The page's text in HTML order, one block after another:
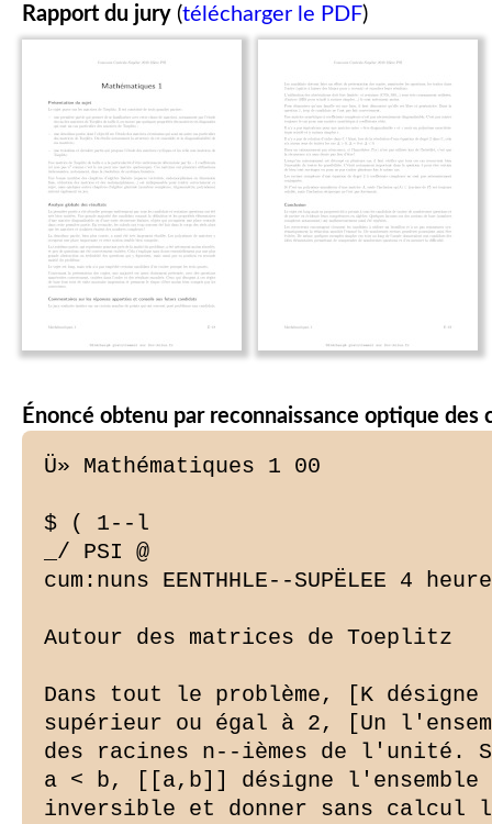
Rapport du jury (télécharger le PDF)
Énoncé obtenu par reconnaissance optique des
Ü» Mathématiques 1 00
$ ( 1--l
_/ PSI @
cum:nuns EENTHHLE--SUPËLEE 4
Autour des matrices de Toeplitz
Dans tout le problème, [K
supérieur ou égal à 2, [Un
des racines n--ièmes de
a < b, [[a,b]] désigne
inversible et donner sans calcul